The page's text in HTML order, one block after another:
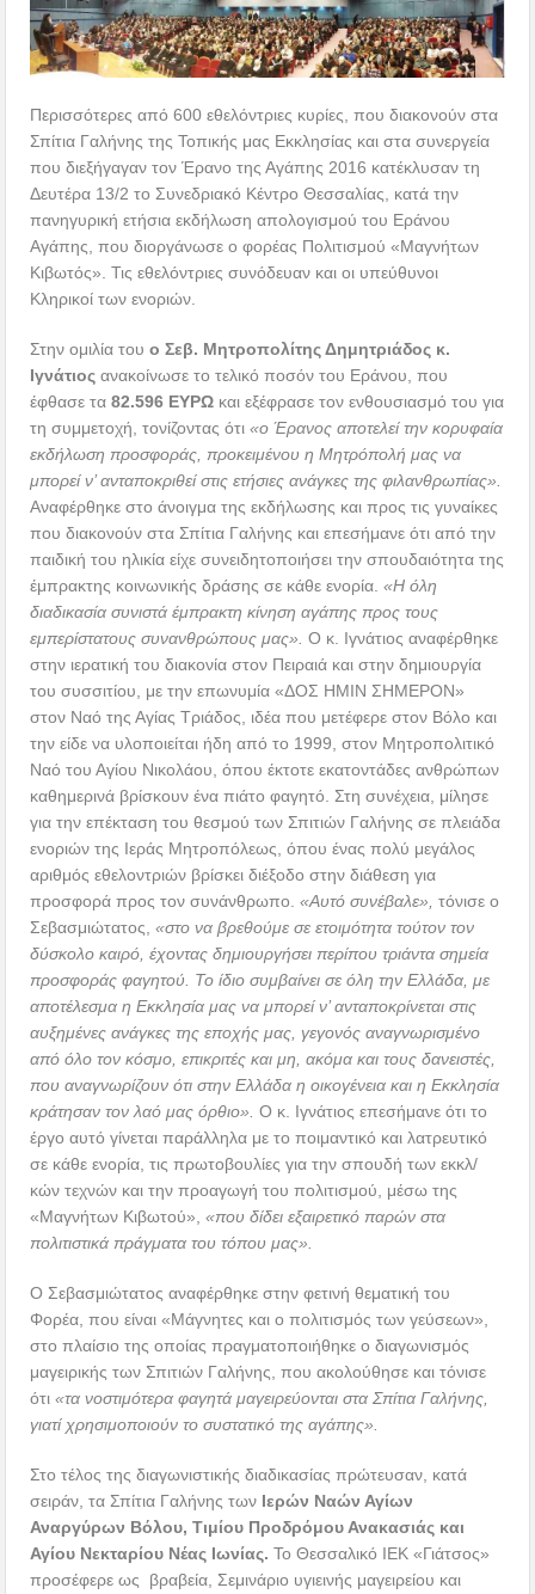
Περισσότερες από 600 εθελόντριες κυρίες, που διακονούν στα
Σπίτια Γαλήνης της Τοπικής μας Εκκλησίας και στα συνεργεία
που διεξήγαγαν τον Έρανο της Αγάπης 2016 κατέκλυσαν τη
Δευτέρα 13/2 το Συνεδριακό Κέντρο Θεσσαλίας, κατά την
πανηγυρική ετήσια εκδήλωση απολογισμού του Εράνου
Αγάπης, που διοργάνωσε ο φορέας Πολιτισμού «Μαγνήτων
Κιβωτός». Τις εθελόντριες συνόδευαν και οι υπεύθυνοι
Κληρικοί των ενοριών.
Στην ομιλία τουο Σεβ. Μητροπολίτης Δημητριάδος κ.
Ιγνάτιοςανακοίνωσε το τελικό ποσόν του Εράνου, που
έφθασε τα82.596 ΕΥΡΩ και εξέφρασε τον ενθουσιασμό του για
τη συμμετοχή, τονίζοντας ότι«ο Έρανος αποτελεί την κορυφαία
εκδήλωση προσφοράς, προκειμένου η Μητρόπολή μας να
μπορεί ν’ ανταποκριθεί στις ετήσιες ανάγκες της φιλανθρωπίας».
Αναφέρθηκε στο άνοιγμα της εκδήλωσης και προς τις γυναίκες
που διακονούν στα Σπίτια Γαλήνης και επεσήμανε ότι από την
παιδική του ηλικία είχε συνειδητοποιήσει την σπουδαιότητα της
έμπρακτης κοινωνικής δράσης σε κάθε ενορία.«Η όλη
διαδικασία συνιστά έμπρακτη κίνηση αγάπης προς τους
εμπερίστατους συνανθρώπους μας». Ο κ. Ιγνάτιος αναφέρθηκε
στην ιερατική του διακονία στον Πειραιά και στην δημιουργία
του συσσιτίου, με την επωνυμία «ΔΟΣ ΗΜΙΝ ΣΗΜΕΡΟΝ»
στον Ναό της Αγίας Τριάδος, ιδέα που μετέφερε στον Βόλο και
την είδε να υλοποιείται ήδη από το 1999, στον Μητροπολιτικό
Ναό του Αγίου Νικολάου, όπου έκτοτε εκατοντάδες ανθρώπων
καθημερινά βρίσκουν ένα πιάτο φαγητό. Στη συνέχεια, μίλησε
για την επέκταση του θεσμού των Σπιτιών Γαλήνης σε πλειάδα
ενοριών της Ιεράς Μητροπόλεως, όπου ένας πολύ μεγάλος
αριθμός εθελοντριών βρίσκει διέξοδο στην διάθεση για
προσφορά προς τον συνάνθρωπο.«Αυτό συνέβαλε», τόνισε ο
Σεβασμιώτατος,«στο να βρεθούμε σε ετοιμότητα τούτον τον
δύσκολο καιρό, έχοντας δημιουργήσει περίπου τριάντα σημεία
προσφοράς φαγητού. Το ίδιο συμβαίνει σε όλη την Ελλάδα, με
αποτέλεσμα η Εκκλησία μας να μπορεί ν’ ανταποκρίνεται στις
αυξημένες ανάγκες της εποχής μας, γεγονός αναγνωρισμένο
από όλο τον κόσμο, επικριτές και μη, ακόμα και τους δανειστές,
που αναγνωρίζουν ότι στην Ελλάδα η οικογένεια και η Εκκλησία
κράτησαν τον λαό μας όρθιο». Ο κ. Ιγνάτιος επεσήμανε ότι το
έργο αυτό γίνεται παράλληλα με το ποιμαντικό και λατρευτικό
σε κάθε ενορία, τις πρωτοβουλίες για την σπουδή των εκκλ/
κών τεχνών και την προαγωγή του πολιτισμού, μέσω της
«Μαγνήτων Κιβωτού»,«που δίδει εξαιρετικό παρών στα
πολιτιστικά πράγματα του τόπου μας».
Ο Σεβασμιώτατος αναφέρθηκε στην φετινή θεματική του
Φορέα, που είναι «Μάγνητες και ο πολιτισμός των γεύσεων»,
στο πλαίσιο της οποίας πραγματοποιήθηκε ο διαγωνισμός
μαγειρικής των Σπιτιών Γαλήνης, που ακολούθησε και τόνισε
ότι«τα νοστιμότερα φαγητά μαγειρεύονται στα Σπίτια Γαλήνης,
γιατί χρησιμοποιούν το συστατικό της αγάπης».
Στο τέλος της διαγωνιστικής διαδικασίας πρώτευσαν, κατά
σειράν, τα Σπίτια Γαλήνης των Ιερών Ναών Αγίων
Αναργύρων Βόλου, Τιμίου Προδρόμου Ανακασιάς και
Αγίου Νεκταρίου Νέας Ιωνίας. Το Θεσσαλικό ΙΕΚ «Γιάτσος»
προσέφερε ως βραβεία, Σεμινάριο υγιεινής μαγειρείου και